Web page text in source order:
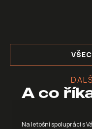
A co
Na letošní spolupráci s